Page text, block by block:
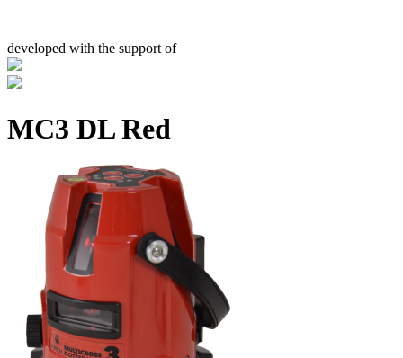
developed with the support of
MC3 DL Red